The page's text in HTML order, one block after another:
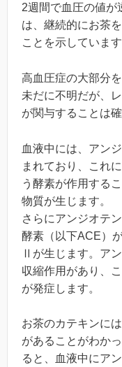
2週間で血圧の値が
は、継続的にお茶
ことを示しています
高血圧症の大部分
未だに不明だが、
が関与することは
血液中には、アン
まれており、これ
う酵素が作用する
物質が生じます。
さらにアンジオテ
酵素（以下ACE）
Ⅱが生じます。ア
収縮作用があり、
が発症します。
お茶のカテキンに
があることがわか
ると、血液中にア